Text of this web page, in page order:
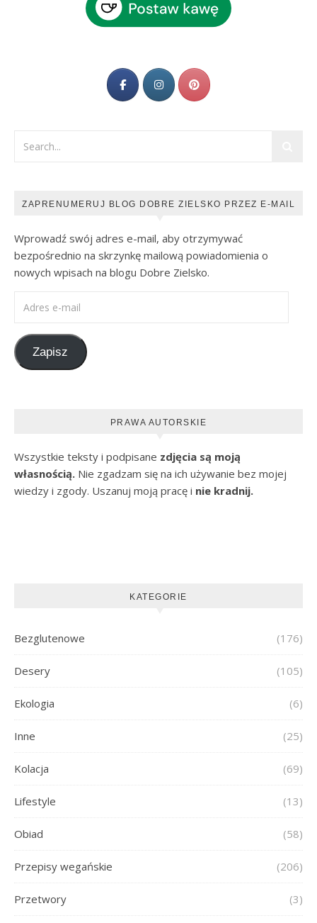
ZAPRENUMERUJ BLOG DOBRE ZIELSKO PRZEZ E-MAIL
Wprowadź swój adres e-mail, aby otrzymywać
bezpośrednio na skrzynkę mailową powiadomienia o
nowych wpisach na blogu Dobre Zielsko.
Zapisz
PRAWA AUTORSKIE
Wszystkie teksty i podpisane zdjęcia są moją
własnością. Nie zgadzam się na ich używanie bez mojej
wiedzy i zgody. Uszanuj moją pracę i nie kradnij.
KATEGORIE
Bezglutenowe (176)
Desery (105)
Ekologia (6)
Inne (25)
Kolacja (69)
Lifestyle (13)
Obiad (58)
Przepisy wegańskie (206)
Przetwory (3)